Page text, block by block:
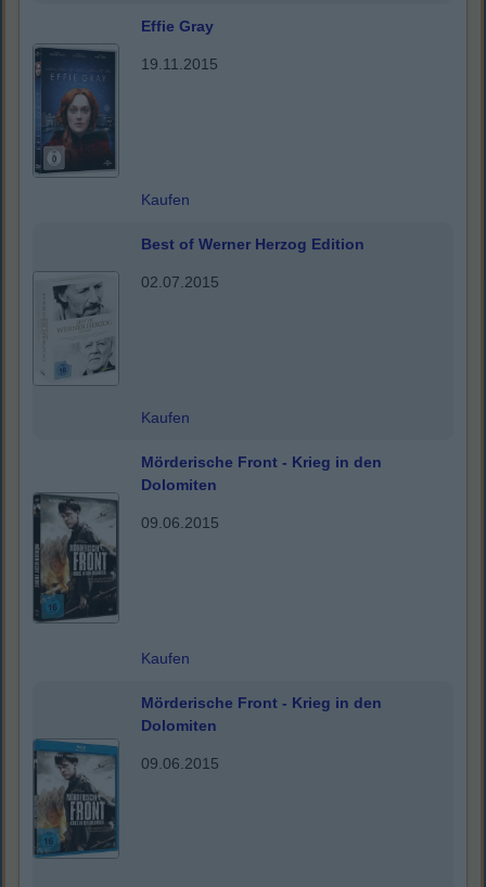
Effie Gray
19.11.2015
Kaufen
Best of Werner Herzog Edition
02.07.2015
Kaufen
Mörderische Front - Krieg in den
Dolomiten
09.06.2015
Kaufen
Mörderische Front - Krieg in den
Dolomiten
09.06.2015